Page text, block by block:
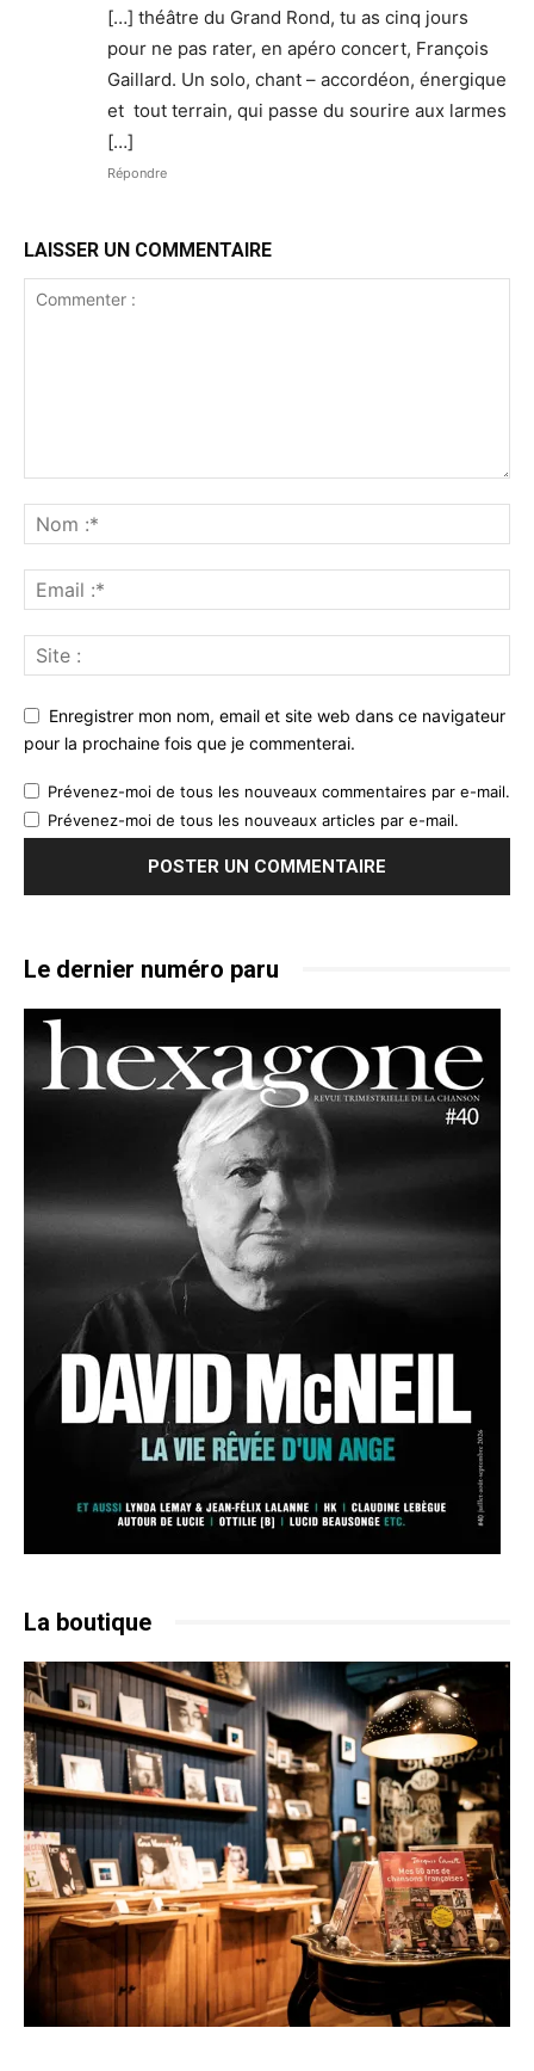
[…] théâtre du Grand Rond, tu as cinq jours
pour ne pas rater, en apéro concert, François
Gaillard. Un solo, chant – accordéon, énergique
et tout terrain, qui passe du sourire aux larmes
[…]
Répondre
LAISSER UN COMMENTAIRE
Enregistrer mon nom, email et site web dans ce navigateur
pour la prochaine fois que je commenterai.
Prévenez-moi de tous les nouveaux commentaires par e-mail.
Prévenez-moi de tous les nouveaux articles par e-mail.
Le dernier numéro paru
La boutique